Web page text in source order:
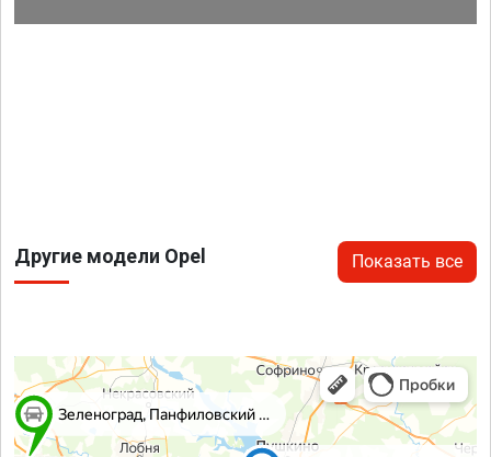
Другие модели Opel Показать все